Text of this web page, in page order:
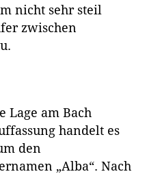
nicht sehr steil
zwischen
Lage am Bach
handelt es
den
„Alba“. Nach